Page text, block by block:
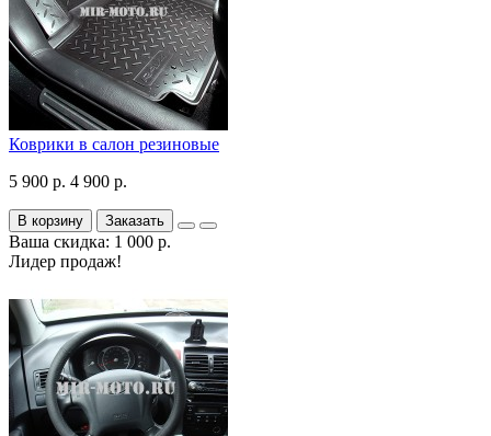
Коврики в салон резиновые
5 900 р. 4 900 р.
В корзину Заказать
Ваша скидка: 1 000 р.
Лидер продаж!